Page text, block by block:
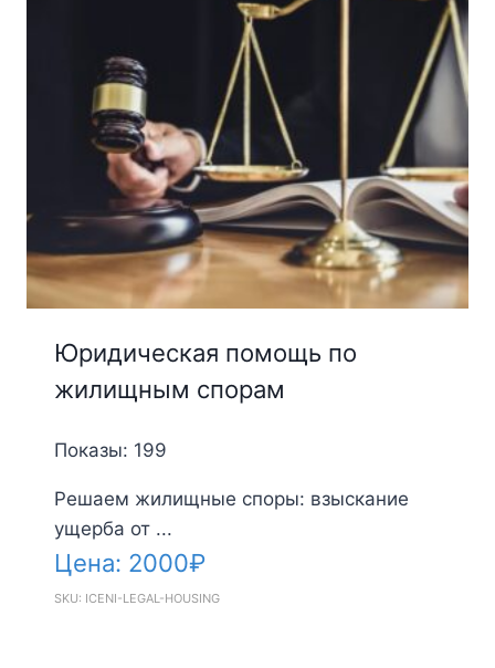
Юридическая помощь по
жилищным спорам
Показы: 199
Решаем жилищные споры: взыскание
ущерба от ...
Цена: 2000₽
SKU: ICENI-LEGAL-HOUSING